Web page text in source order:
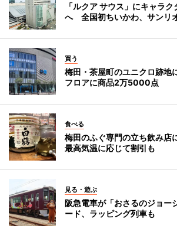
「ルクア サウス」にキャラ
へ 全国初ちいかわ、サンリ
買う
梅田・茶屋町のユニクロ跡
フロアに商品2万5000点
食べる
梅田のふぐ専門の立ち飲み店
最高気温に応じて割引も
見る・遊ぶ
阪急電車が「おさるのジョ
ード、ラッピング列車も